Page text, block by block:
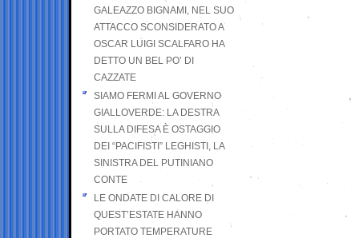
GALEAZZO BIGNAMI, NEL SUO
ATTACCO SCONSIDERATO A
OSCAR LUIGI SCALFARO HA
DETTO UN BEL PO’ DI
CAZZATE
SIAMO FERMI AL GOVERNO
GIALLOVERDE: LA DESTRA
SULLA DIFESA È OSTAGGIO
DEI “PACIFISTI” LEGHISTI, LA
SINISTRA DEL PUTINIANO
CONTE
LE ONDATE DI CALORE DI
QUEST’ESTATE HANNO
PORTATO TEMPERATURE